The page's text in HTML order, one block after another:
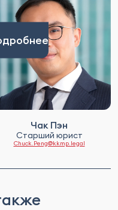
Чак Пэн
Старший юрист
Chuck.Peng@kkmp.legal